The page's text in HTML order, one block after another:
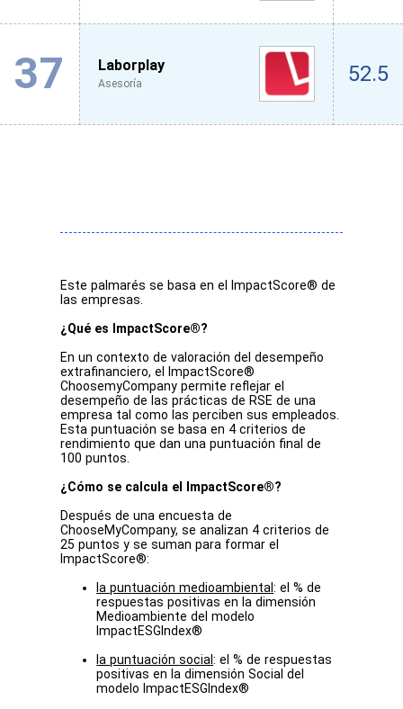
37 Laborplay
Asesoría 52.5
Este palmarés se basa en el ImpactScore® de
las empresas.
¿Qué es ImpactScore®?
En un contexto de valoración del desempeño
extrafinanciero, el ImpactScore®
ChoosemyCompany permite reflejar el
desempeño de las prácticas de RSE de una
empresa tal como las perciben sus empleados.
Esta puntuación se basa en 4 criterios de
rendimiento que dan una puntuación final de
100 puntos.
¿Cómo se calcula el ImpactScore®?
Después de una encuesta de
ChooseMyCompany, se analizan 4 criterios de
25 puntos y se suman para formar el
ImpactScore®:
la puntuación medioambiental: el % de
respuestas positivas en la dimensión
Medioambiente del modelo
ImpactESGIndex®
la puntuación social: el % de respuestas
positivas en la dimensión Social del
modelo ImpactESGIndex®